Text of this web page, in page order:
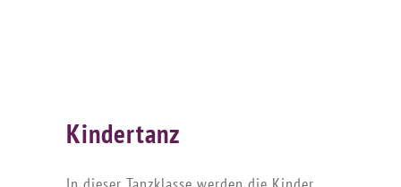
Kindertanz